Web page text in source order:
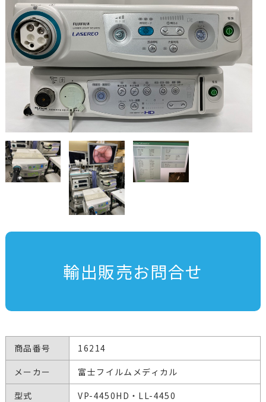
輸出販売お問合せ
商品番号
16214
メーカー
富士フイルムメディカル
型式
VP-4450HD・LL-4450